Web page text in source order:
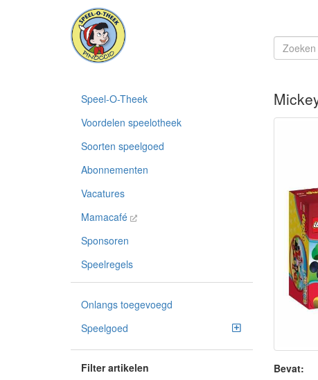
Speel-O-Theek
Voordelen speelotheek
Soorten speelgoed
Abonnementen
Vacatures
Mamacafé
Sponsoren
Speelregels
Onlangs toegevoegd
Speelgoed
Filter artikelen
Bevat: